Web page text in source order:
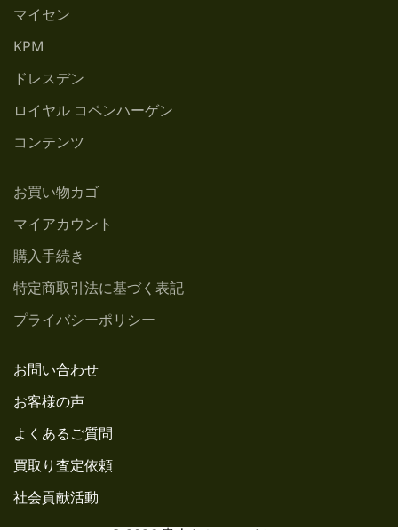
マイセン
KPM
ドレスデン
ロイヤル コペンハーゲン
コンテンツ
お買い物カゴ
マイアカウント
購入手続き
特定商取引法に基づく表記
プライバシーポリシー
お問い合わせ
お客様の声
よくあるご質問
買取り査定依頼
社会貢献活動